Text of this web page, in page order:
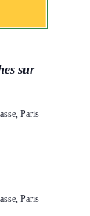
sur
Paris
Paris